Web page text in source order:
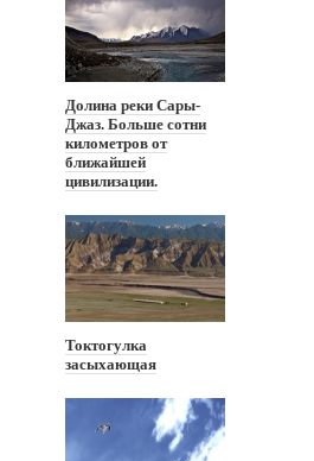
Долина реки Сары-
Джаз. Больше сотни
километров от
ближайшей
цивилизации.
Токтогулка
засыхающая